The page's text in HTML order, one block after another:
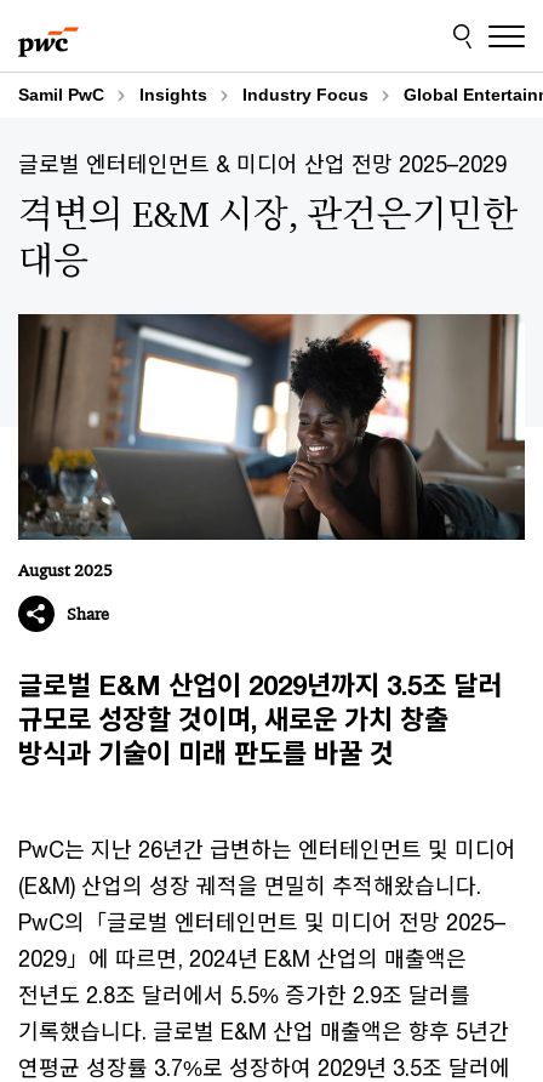
to
content
to
footer
Samil PwC Insights Industry Focus Global
글로벌 엔터테인먼트 & 미디어 산업 전망 2025–2029
격변의 E&M 시장, 관건은기민한
대응
August 2025
Share
글로벌 E&M 산업이 2029년까지 3.5조 달러
규모로 성장할 것이며, 새로운 가치 창출
방식과 기술이 미래 판도를 바꿀 것
PwC는 지난 26년간 급변하는 엔터테인먼트 및 미디어
(E&M) 산업의 성장 궤적을 면밀히 추적해왔습니다.
PwC의「글로벌 엔터테인먼트 및 미디어 전망 2025–
2029」에 따르면, 2024년 E&M 산업의 매출액은
전년도 2.8조 달러에서 5.5% 증가한 2.9조 달러를
기록했습니다. 글로벌 E&M 산업 매출액은 향후 5년간
연평균 성장률 3.7%로 성장하여 2029년 3.5조 달러에